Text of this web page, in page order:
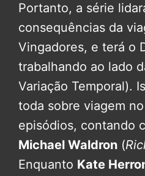
Portanto, a série
consequências da
Vingadores, e terá o
trabalhando ao lado
Variação Temporal).
toda sobre viagem
episódios, contando
Michael Waldron (
Enquanto Kate